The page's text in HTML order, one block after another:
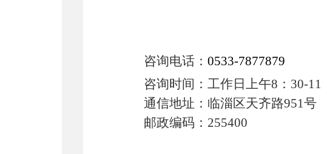
咨询电话： 0533-7877879
咨询时间： 工作日上午8 ： 30-11
通信地址：临淄区天齐路951号
邮政编码： 255400